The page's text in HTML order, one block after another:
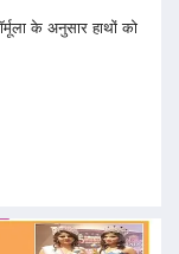
के अनुसार हाथों को